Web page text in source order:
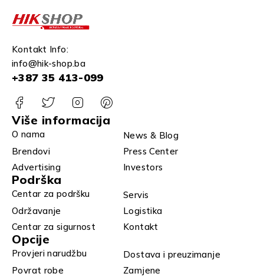
Kontakt Info:
info@hik-shop.ba
+387 35 413-099
Više informacija
O nama
News & Blog
Brendovi
Press Center
Advertising
Investors
Podrška
Centar za podršku
Servis
Održavanje
Logistika
Centar za sigurnost
Kontakt
Opcije
Provjeri narudžbu
Dostava i preuzimanje
Povrat robe
Zamjene